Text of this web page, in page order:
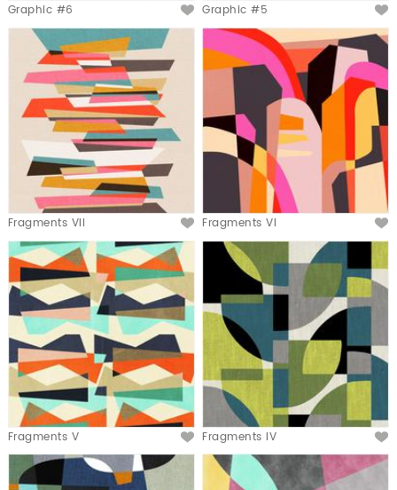
Graphic #6 Graphic #5
Fragments VII Fragments VI
Fragments V Fragments IV